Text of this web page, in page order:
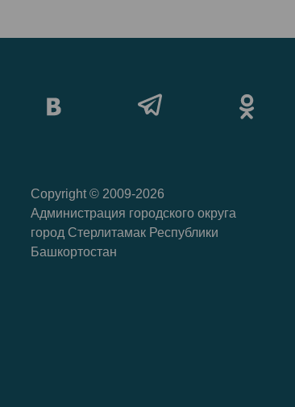
Copyright © 2009-2026
Администрация городского округа
город Стерлитамак Республики
Башкортостан